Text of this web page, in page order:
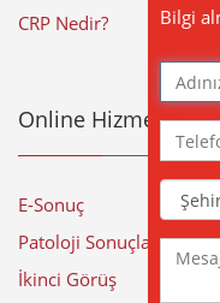
Bilgi
Adınız,
Telefon
Şehir
CRP Nedir?
Online Hizmetler
E-Sonuç
Patoloji Sonuçları
İkinci Görüş